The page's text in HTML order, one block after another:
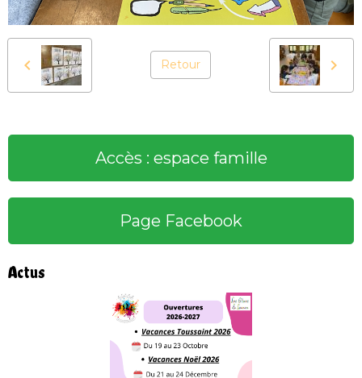
Retour
Accès : espace famille
Page Facebook
Actus